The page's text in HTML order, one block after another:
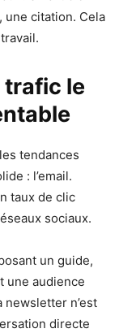
une citation. Cela
trafic le
tendances
: l’email.
taux de clic
sociaux.
un guide,
une audience
n’est
directe